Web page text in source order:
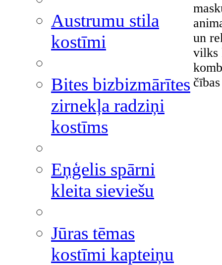
Austrumu stila
kostīmi
Bites bizbizmārītes
zirnekļa radziņi
kostīms
Eņģelis spārni
kleita sieviešu
Jūras tēmas
kostīmi kapteiņu
un
vilks
čības